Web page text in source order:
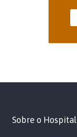
Sobre o Hospital